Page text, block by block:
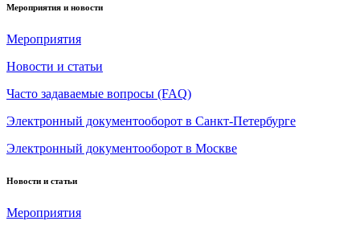
Мероприятия и новости
Мероприятия
Новости и статьи
Часто задаваемые вопросы (FAQ)
Электронный документооборот в Санкт-Петербурге
Электронный документооборот в Москве
Новости и статьи
Мероприятия